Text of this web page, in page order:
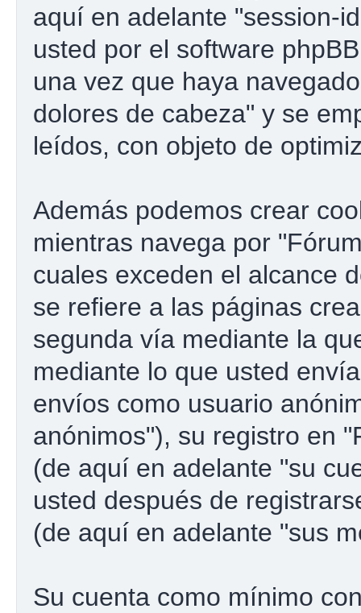
aquí en adelante "session-
usted por el software
una vez que haya
dolores de cabeza" y se
leídos, con objeto de
Además podemos crear
mientras navega por
cuales exceden el alcance
se refiere a las páginas
segunda vía mediante la
mediante lo que usted
envíos como usuario
anónimos"), su registro en
(de aquí en adelante "su
usted después de
(de aquí en adelante "sus
Su cuenta como mínimo